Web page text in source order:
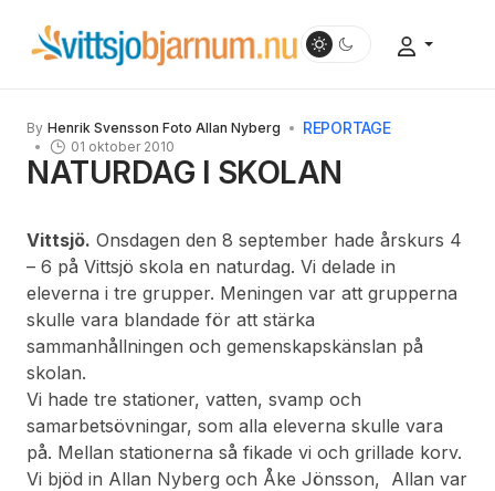
By Henrik Svensson Foto Allan Nyberg REPORTAGE
01 oktober 2010
NATURDAG I SKOLAN
Vittsjö. Onsdagen den 8 september hade årskurs 4
– 6 på Vittsjö skola en naturdag. Vi delade in
eleverna i tre grupper. Meningen var att grupperna
skulle vara blandade för att stärka
sammanhållningen och gemenskapskänslan på
skolan.
Vi hade tre stationer, vatten, svamp och
samarbetsövningar, som alla eleverna skulle vara
på. Mellan stationerna så fikade vi och grillade korv.
Vi bjöd in Allan Nyberg och Åke Jönsson, Allan var